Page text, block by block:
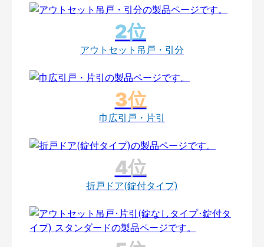
アウトセット吊戸・引分
巾広引戸・片引
折戸ドア(錠付タイプ)